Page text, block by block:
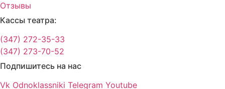
Отзывы
Кассы театра:
(347) 272-35-33
(347) 273-70-52
Подпишитесь на нас
Vk Odnoklassniki Telegram Youtube